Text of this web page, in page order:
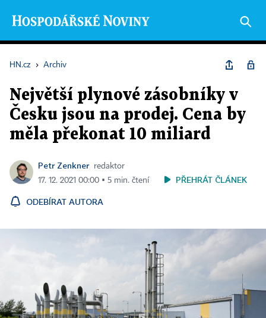
HN.cz › Archiv
Největší plynové zásobníky v
Česku jsou na prodej. Cena by
měla překonat 10 miliard
Petr Zenkner
redaktor
17. 12. 2021 00:00 ▪ 5 min. čtení
PŘEHRÁT ČLÁNEK
ODEBÍRAT AUTORA